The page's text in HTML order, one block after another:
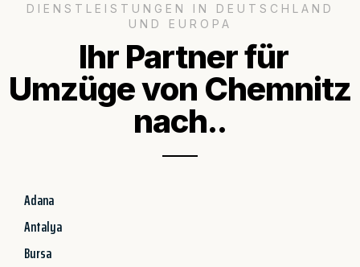
DIENSTLEISTUNGEN IN DEUTSCHLAND
UND EUROPA
Ihr Partner für
Umzüge von Chemnitz
nach..
Adana
Antalya
Bursa